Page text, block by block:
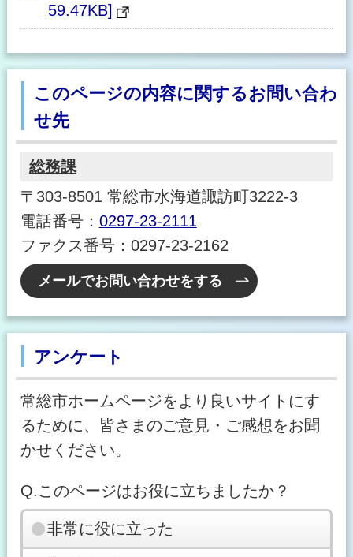
59.47KB]
このページの内容に関するお問い合わ
せ先
総務課
〒303-8501 常総市水海道諏訪町3222-3
電話番号： 0297-23-2111
ファクス番号：0297-23-2162
メールでお問い合わせをする
アンケート
常総市ホームページをより良いサイトにす
るために、皆さまのご意見・ご感想をお聞
かせください。
Q.このページはお役に立ちましたか？
非常に役に立った